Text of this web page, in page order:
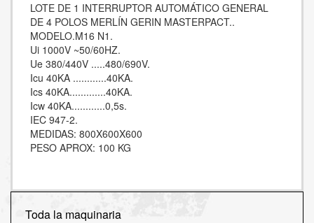
LOTE DE 1 INTERRUPTOR AUTOMÁTICO GENERAL
DE 4 POLOS MERLÍN GERIN MASTERPACT..
MODELO.M16 N1.
Ui 1000V ~50/60HZ.
Ue 380/440V .....480/690V.
Icu 40KA ............40KA.
Ics 40KA.............40KA.
Icw 40KA............0,5s.
IEC 947-2.
MEDIDAS: 800X600X600
PESO APROX: 100 KG
Toda la maquinaria